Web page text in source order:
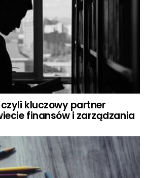
czyli kluczowy partner
finansów i zarządzania